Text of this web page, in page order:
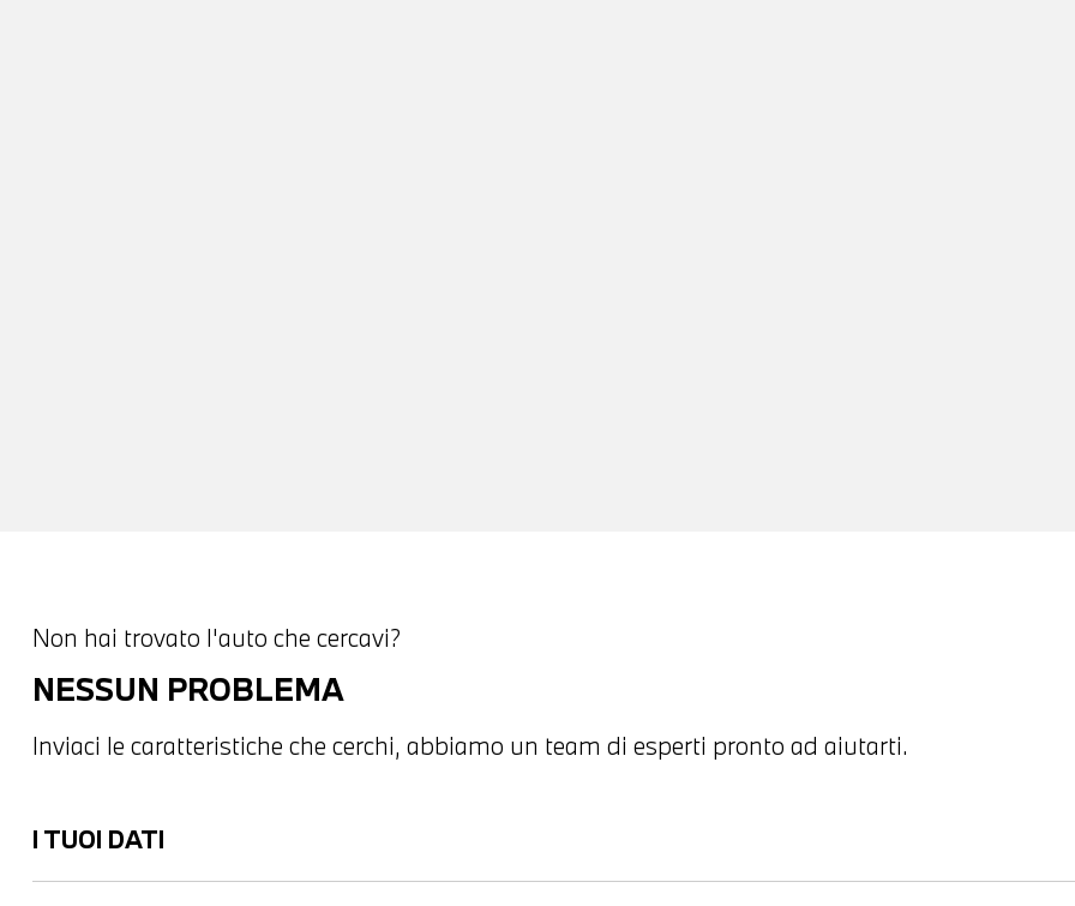
Non hai trovato l'auto che cercavi?
NESSUN PROBLEMA
Inviaci le caratteristiche che cerchi, abbiamo un team di esperti pronto ad aiutarti.
I TUOI DATI